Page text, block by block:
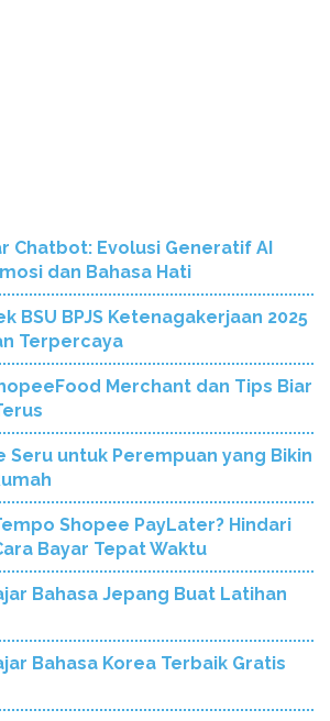
Chatbot: Evolusi Generatif AI
dan Bahasa Hati
BSU BPJS Ketenagakerjaan 2025
Terpercaya
Merchant dan Tips Biar
Seru untuk Perempuan yang Bikin
Shopee PayLater? Hindari
Bayar Tepat Waktu
Bahasa Jepang Buat Latihan
Bahasa Korea Terbaik Gratis